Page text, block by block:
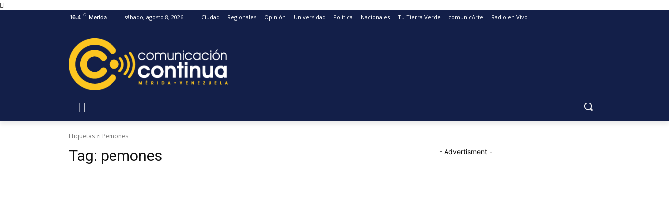
16.4 C Merida sábado, agosto 8, 2026 Ciudad Regionales Opinión Universidad Politica Nacionales Tu Tierra Verde comunicArte Radio en Vivo
Etiquetas Pemones
Tag: pemones - Advertisment -